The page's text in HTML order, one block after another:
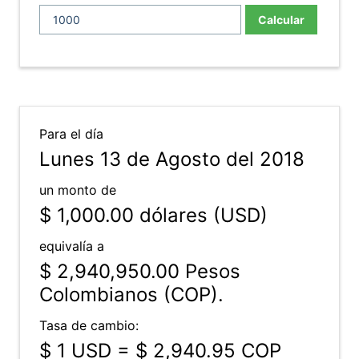
Calcular
Para el día
Lunes 13 de Agosto del 2018
un monto de
$ 1,000.00 dólares (USD)
equivalía a
$ 2,940,950.00 Pesos
Colombianos (COP).
Tasa de cambio:
$ 1 USD = $ 2,940.95 COP